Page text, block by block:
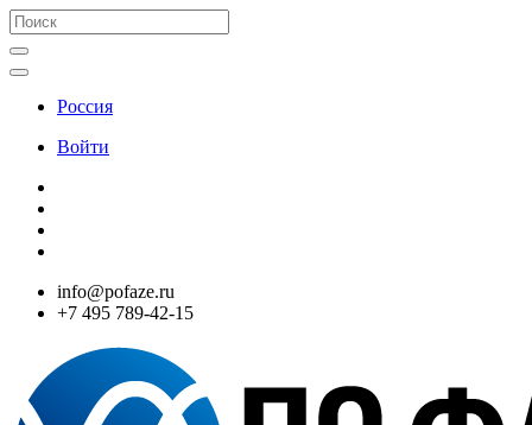
Россия
Войти
info@pofaze.ru
+7 495 789-42-15